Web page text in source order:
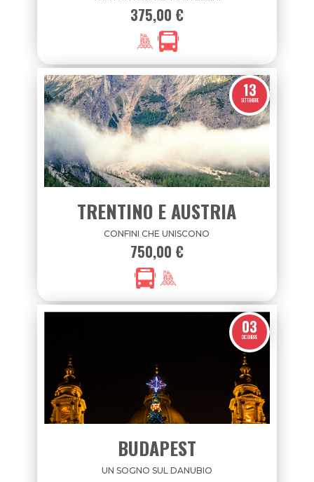
375,00 €
13
SETTEMBRE
TRENTINO E AUSTRIA
CONFINI CHE UNISCONO
750,00 €
03
DICEMBRE
BUDAPEST
UN SOGNO SUL DANUBIO